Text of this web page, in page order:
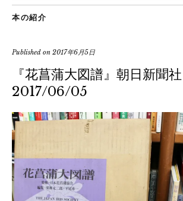
本の紹介
Published on 2017年6月5日
『花菖蒲大図譜』朝日新聞
2017/06/05